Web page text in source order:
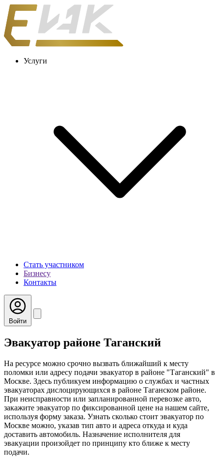
Услуги
Стать участником
Бизнесу
Контакты
Войти
Эвакуатор районе Таганский
На ресурсе можно срочно вызвать ближайший к месту
поломки или адресу подачи эвакуатор в районе "Таганский" в
Москве. Здесь публикуем информацию о службах и частных
эвакуаторах дислоцирующихся в районе Таганском районе.
При неисправности или запланированной перевозке авто,
закажите эвакуатор по фиксированной цене на нашем сайте,
используя форму заказа. Узнать сколько стоит эвакуатор по
Москве можно, указав тип авто и адреса откуда и куда
доставить автомобиль. Назначение исполнителя для
эвакуации произойдет по принципу кто ближе к месту
подачи.